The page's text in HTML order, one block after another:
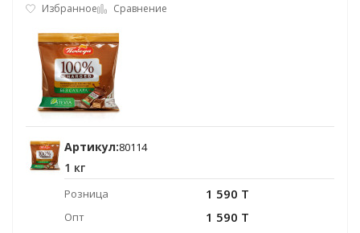
Избранное Сравнение
Артикул:80114
1 кг
Розница 1 590 T
Опт 1 590 T